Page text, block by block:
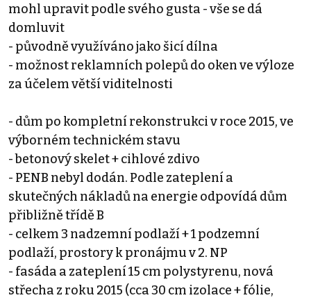
mohl upravit podle svého gusta - vše se dá
domluvit
- původně využíváno jako šicí dílna
- možnost reklamních polepů do oken ve výloze
za účelem větší viditelnosti
- dům po kompletní rekonstrukci v roce 2015, ve
výborném technickém stavu
- betonový skelet + cihlové zdivo
- PENB nebyl dodán. Podle zateplení a
skutečných nákladů na energie odpovídá dům
přibližně třídě B
- celkem 3 nadzemní podlaží + 1 podzemní
podlaží, prostory k pronájmu v 2. NP
- fasáda a zateplení 15 cm polystyrenu, nová
střecha z roku 2015 (cca 30 cm izolace + fólie,